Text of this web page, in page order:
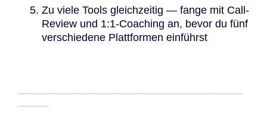
Zu viele Tools gleichzeitig — fange mit Call-
Review und 1:1-Coaching an, bevor du fünf
verschiedene Plattformen einführst
─────────────────────────────
────